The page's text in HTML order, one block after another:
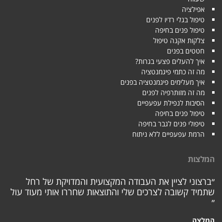
אפילציה
טיפול בגלי רדיו לפנים
טיפול פנים בחיפה
צלקות אקנה טיפול
חטטים בפנים
איך להעלים פצעי בגרות?
מה זה כתמי פיגמנטציה
איך מעלימים פיגמנטציה בפנים
מה זה מזותרפיה לפנים
הסיבות לנפילת עפעפיים
טיפול פנים בחיפה
טיפולי פנים לגבר בחיפה
הרמת עפעפיים ללא ניתוח
לציין את העבודה המקצועית והמדויקת של רחל
קשובה לצרכים שלי והתוצאות שחררו אותי מעוד עול